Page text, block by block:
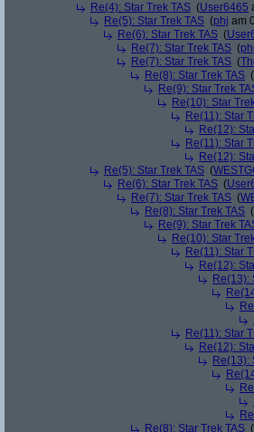
Re(4): Star Trek TAS (User6465
Re(5): Star Trek TAS (phj am
Re(6): Star Trek TAS (
Re(7): Star Trek TAS (phj
Re(7): Star Trek TAS (
Re(8): Star Trek TAS (
Re(9): Star Trek
Re(10): Star
Re(11): Star
Re(12):
Re(11): Star
Re(12):
Re(5): Star Trek TAS (
Re(6): Star Trek TAS (
Re(7): Star Trek TAS (
Re(8): Star Trek TAS (
Re(9): Star Trek
Re(10): Star
Re(11): Star
Re(12):
Re(13):
Re(11): Star
Re(12):
Re(13):
Re(8): Star Trek TAS (